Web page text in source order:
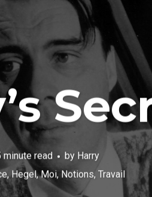
minute read by Harry
,Hegel,Moi, Notions, Travail